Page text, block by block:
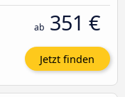
ab 351 €
Jetzt finden